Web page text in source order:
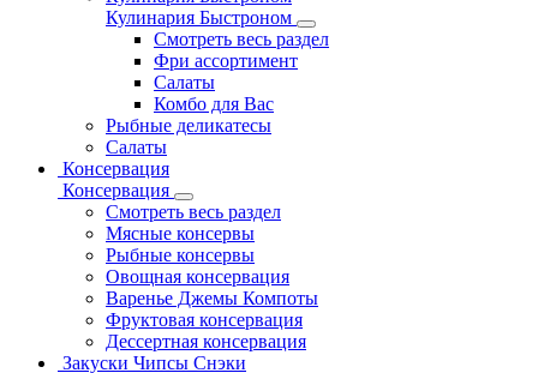
Кулинария Быстроном
Смотреть весь раздел
Фри ассортимент
Салаты
Комбо для Вас
Рыбные деликатесы
Салаты
Консервация
Консервация
Смотреть весь раздел
Мясные консервы
Рыбные консервы
Овощная консервация
Варенье Джемы Компоты
Фруктовая консервация
Дессертная консервация
Закуски Чипсы Снэки